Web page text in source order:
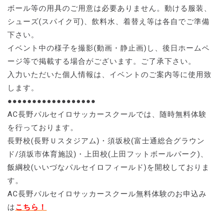
ボール等の用具のご用意は必要ありません。動ける服装、
シューズ(スパイク可)、飲料水、着替え等は各自でご準備
下さい。
イベント中の様子を撮影(動画・静止画)し、後日ホームペ
ージ等で掲載する場合がございます。ご了承下さい。
入力いただいた個人情報は、イベントのご案内等に使用致
します。
●●●●●●●●●●●●●●●●●●
AC長野パルセイロサッカースクールでは、随時無料体験
を行っております。
長野校(長野Ｕスタジアム)・須坂校(富士通総合グラウン
ド/須坂市体育施設)・上田校(上田フットボールパーク)、
飯綱校(いいづなパルセイロフィールド)を開校しておりま
す。
AC長野パルセイロサッカースクール無料体験のお申込み
はこちら！